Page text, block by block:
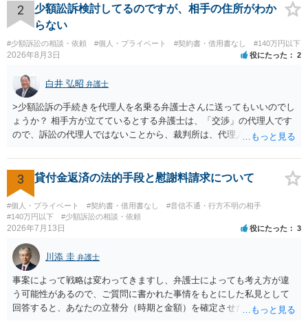
し、やむを得ず、返還金23万円及びこれに対する遅延損害金の支払い
を求める民事訴訟、支払督促その他必要な法的手続を直ちに講じま
す。 その際には、訴訟に要する費用その他法令上認められる金員につ
いても併せて請求する予定ですので、あらかじめ申し添えます。 本件
は、貴殿自らが契約を解約したことによって生じた返還義務の履行を
求めるものにすぎません。貴殿の仕入先との取引関係や返金時期など
の内部事情は、私に対する返還義務の発生や履行時期には何ら影響を
及ぼすものではありません。 これ以上、本件の解決を不必要に遅延さ
せることなく、誠意をもって速やかに返金手続を履行されるよう、強
く求めます。 以上
2
少額訟訴検討してるのですが、相手の住所がわか
らない
#少額訴訟の相談・依頼 #個人・プライベート #契約書・借用書なし #140万円以下
2026年8月3日 役にたった 2
白井 弘昭 弁護士
>少額訟訴の手続きを代理人を名乗る弁護士さんに送ってもいいのでし
ょうか？ 相手方が立てているとする弁護士は、「交渉」の代理人です
ので、訴訟の代理人ではないことから、裁判所は、代理人宛ての訴状
ている場合は、相手方（被告）の住所で訴状を作成提出し、裁判所に
代理人が就いていたことを知らせると（訴状の記載内容から明らかな
場合も）、裁判所が当該代理人弁護士に事前連絡し、引き続き訴訟も
受任するかを聞いたうえで、受任の意志が明らかになったところで、
直接被告に送達するのではなく、代理人に訴状の受領を促すこともあ
ります。 ラインのやり取りでしか証拠がないと、実際の本人性が明ら
かではありません。もちろん弁護士（２０万円の請求で代理人弁護士
に委任するかも疑わしいのですが）も住所は明らかにしないでしょ
う。 何か本人を示す事実（振込先などの情報）から、相手の住所等の
情報を割り出していくしかないように思えます。 以上、ご参考まで。
3 貸付金返済の法的手段と慰謝料請求について
#個人・プライベート #契約書・借用書なし
#音信不通・行方不明の相手
#140万円以下
#少額訴訟の相談・依頼
2026年7月13日 役にたった 3
川添 圭 弁護士
事案によって戦略は変わってきますし、弁護士によっても考え方が違
う可能性があるので、ご質問に書かれた事情をもとにした私見として
回答すると、あなたの立替分（時期と金額）を確定させた上で、淡々